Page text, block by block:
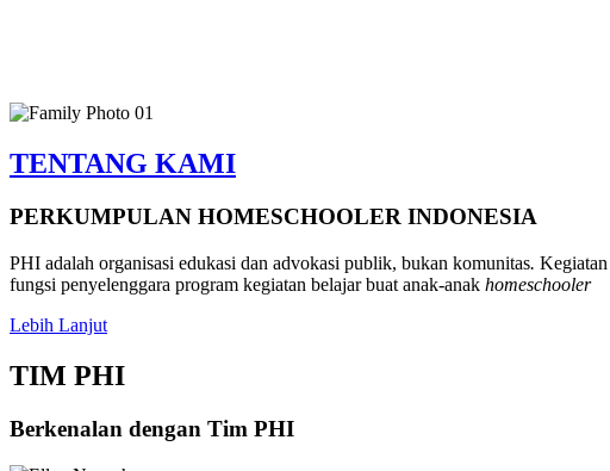
TENTANG KAMI
PERKUMPULAN HOMESCHOOLER INDONESIA
PHI adalah organisasi edukasi dan advokasi publik, bukan komunitas.
fungsi penyelenggara program kegiatan belajar buat anak-anak homeschooler
Lebih Lanjut
TIM PHI
Berkenalan dengan Tim PHI